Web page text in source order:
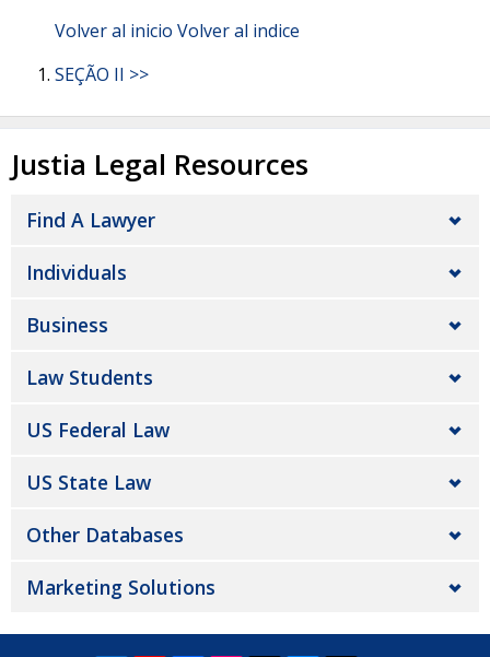
Volver al inicio Volver al indice
SEÇÃO II >>
Justia Legal Resources
Find A Lawyer
Individuals
Business
Law Students
US Federal Law
US State Law
Other Databases
Marketing Solutions